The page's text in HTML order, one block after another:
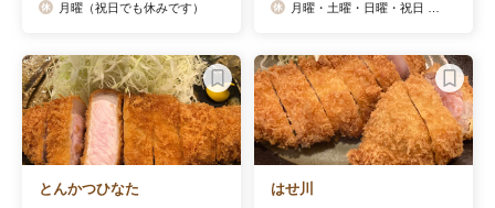
月曜（祝日でも休みです）
とんかつひなた はせ川